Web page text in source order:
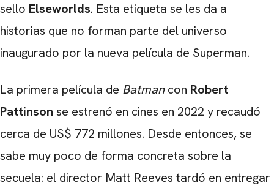
sello Elseworlds. Esta etiqueta se les da a
historias que no forman parte del universo
inaugurado por la nueva película de Superman.
La primera película de Batmancon Robert
Pattinson se estrenó en cines en 2022 y recaudó
cerca de US$ 772 millones. Desde entonces, se
sabe muy poco de forma concreta sobre la
secuela: el director Matt Reeves tardó en entregar